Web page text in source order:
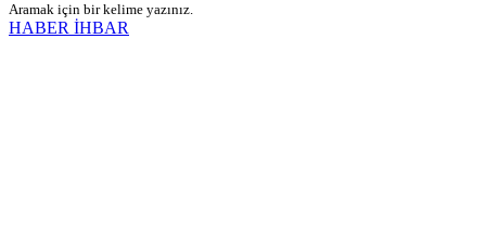
Aramak için bir kelime yazınız.
HABER İHBAR